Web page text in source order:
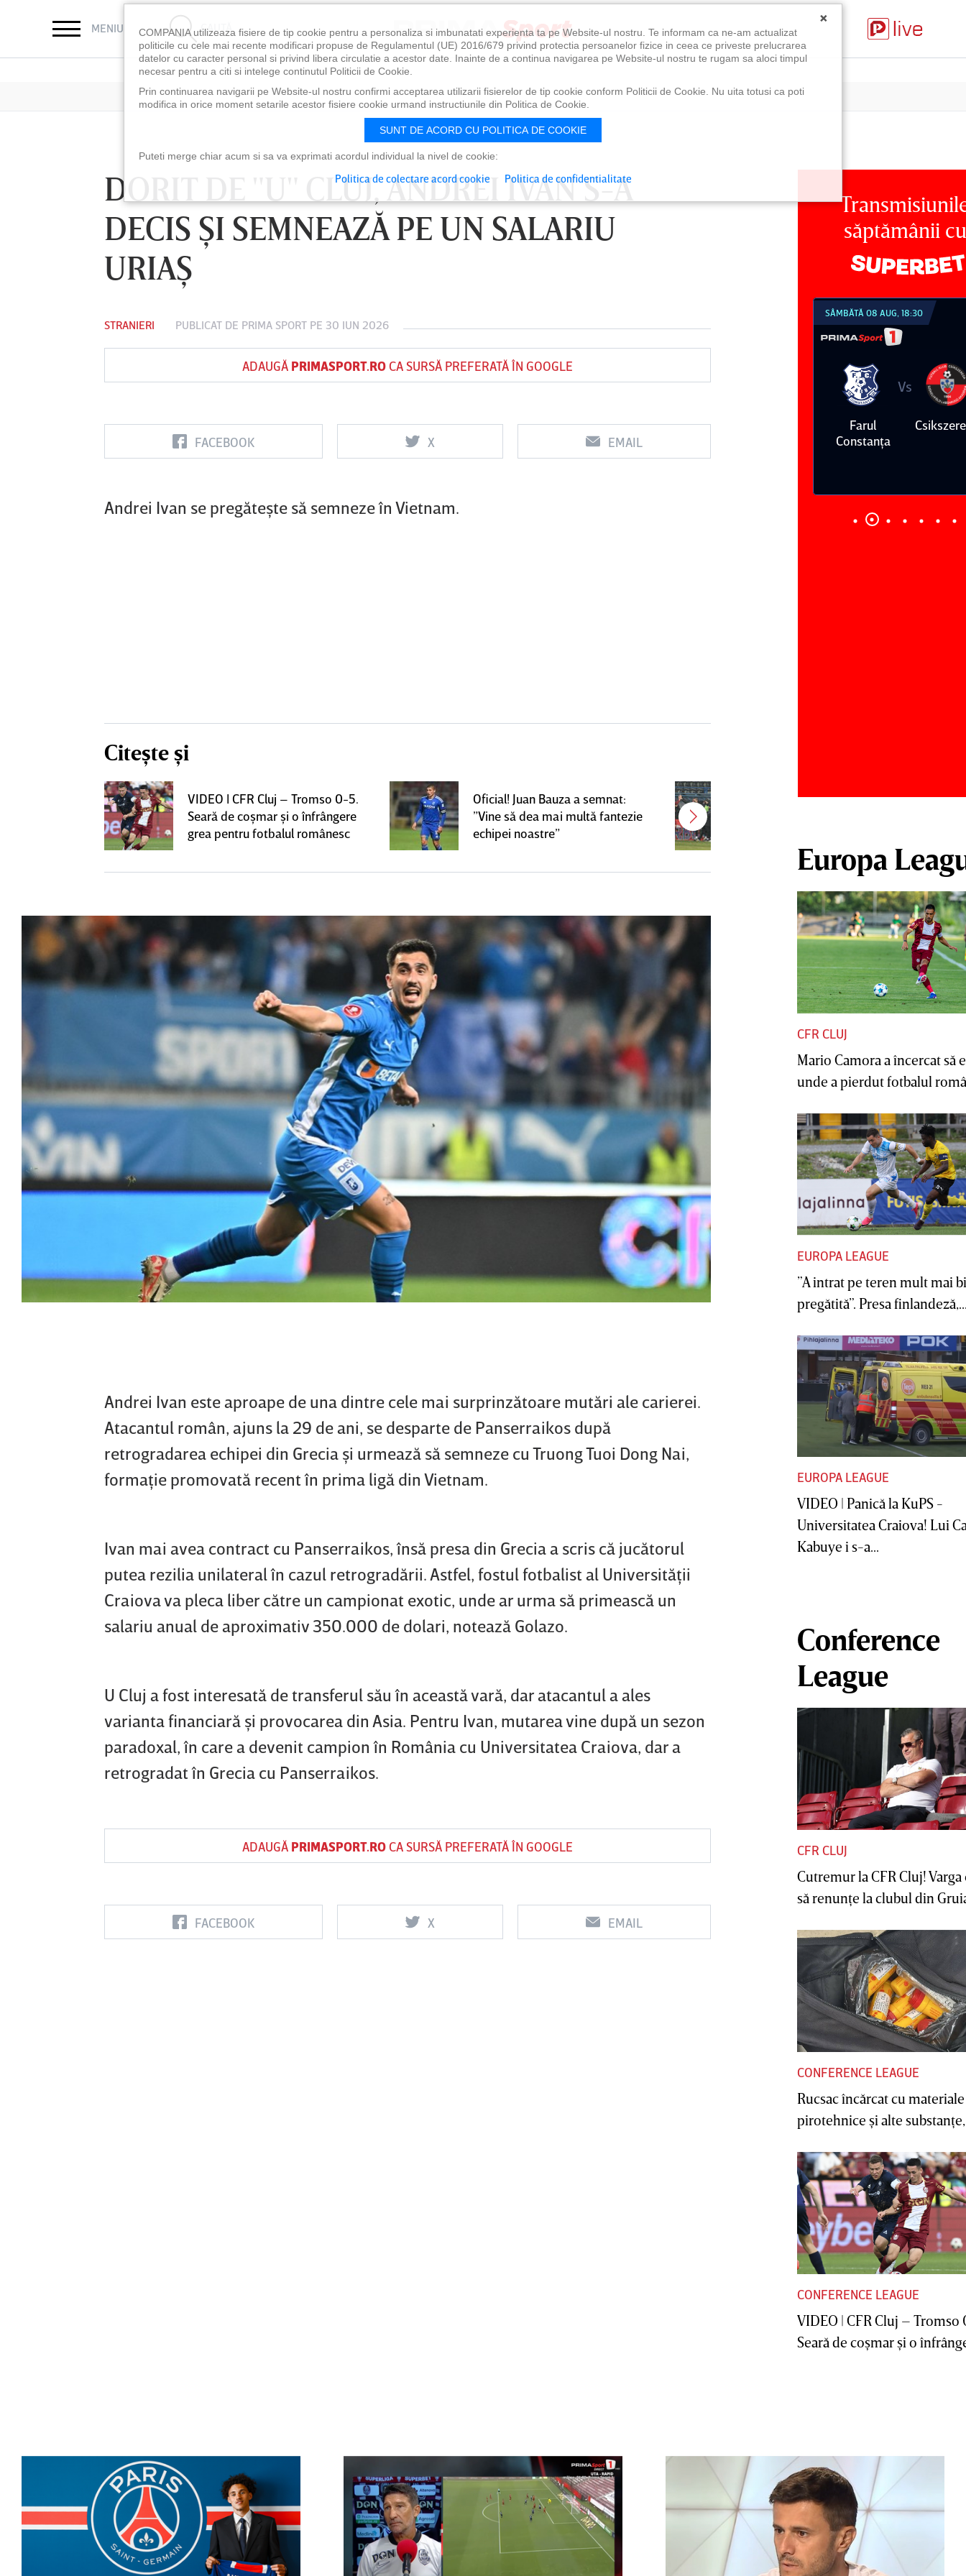
MENIU CAUTĂ
DORIT DE "U" CLUJ, ANDREI IVAN S-A
DECIS ŞI SEMNEAZĂ PE UN SALARIU
URIAŞ
STRANIERI PUBLICAT DE PRIMA SPORT PE 30 IUN 2026
ADAUGĂ PRIMASPORT.ROCA SURSĂ PREFERATĂ ÎN GOOGLE
FACEBOOK X EMAIL
Andrei Ivan se pregăteşte să semneze în Vietnam.
Citește și
VIDEO | CFR Cluj – Tromso 0-5.
Seară de coşmar şi o înfrângere
grea pentru fotbalul românesc
Oficial! Juan Bauza a semnat:
”Vine să dea mai multă fantezie
echipei noastre”
Andrei Ivan este aproape de una dintre cele mai surprinzătoare mutări ale carierei.
Atacantul român, ajuns la 29 de ani, se desparte de Panserraikos după
retrogradarea echipei din Grecia şi urmează să semneze cu Truong Tuoi Dong Nai,
formaţie promovată recent în prima ligă din Vietnam.
Ivan mai avea contract cu Panserraikos, însă presa din Grecia a scris că jucătorul
putea rezilia unilateral în cazul retrogradării. Astfel, fostul fotbalist al Universităţii
Craiova va pleca liber către un campionat exotic, unde ar urma să primească un
salariu anual de aproximativ 350.000 de dolari, notează Golazo.
U Cluj a fost interesată de transferul său în această vară, dar atacantul a ales
varianta financiară şi provocarea din Asia. Pentru Ivan, mutarea vine după un sezon
paradoxal, în care a devenit campion în România cu Universitatea Craiova, dar a
retrogradat în Grecia cu Panserraikos.
ADAUGĂ PRIMASPORT.ROCA SURSĂ PREFERATĂ ÎN GOOGLE
FACEBOOK X EMAIL
săptămânii cu
FC Botoşani
Vs
Corvinul
Hunedoara
Sepsi OSK Sf
Vs
FCSB UTA Arad
Vs
Rapid
Farul
Vs
SÂMBĂTĂ 08 AUG, 21:30
Dinamo
Vs
FC
Europa
CFR CLUJ
Mario Camora a încercat să
unde a pierdut fotbalul
EUROPA LEAGUE
”A intrat pe teren mult mai
pregătită”. Presa
EUROPA LEAGUE
VIDEO | Panică la KuPS -
Universitatea Craiova! Lui
Kabuye i s-a...
Conference
League
CFR CLUJ
Cutremur la CFR Cluj! Varga
să renunţe la clubul din
CONFERENCE LEAGUE
Rucsac încărcat cu materiale
pirotehnice şi alte substanţe,
CONFERENCE LEAGUE
VIDEO | CFR Cluj – Tromso
Seară de coşmar şi o
×
COMPANIA utilizeaza fisiere de tip cookie pentru a personaliza si imbunatati experienta ta pe Website-ul nostru. Te informam ca ne-am actualizat
politicile cu cele mai recente modificari propuse de Regulamentul (UE) 2016/679 privind protectia persoanelor fizice in ceea ce priveste prelucrarea
datelor cu caracter personal si privind libera circulatie a acestor date. Inainte de a continua navigarea pe Website-ul nostru te rugam sa aloci timpul
necesar pentru a citi si intelege continutul Politicii de Cookie.
Prin continuarea navigarii pe Website-ul nostru confirmi acceptarea utilizarii fisierelor de tip cookie conform Politicii de Cookie. Nu uita totusi ca poti
modifica in orice moment setarile acestor fisiere cookie urmand instructiunile din Politica de Cookie.
SUNT DE ACORD CU POLITICA DE COOKIE
Puteti merge chiar acum si sa va exprimati acordul individual la nivel de cookie:
Politica de colectare acord cookie Politica de confidentialitate